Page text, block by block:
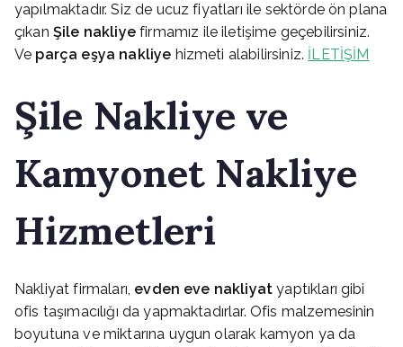
yapılmaktadır. Siz de ucuz fiyatları ile sektörde ön plana
çıkan Şile nakliyefirmamız ile iletişime geçebilirsiniz.
Ve parça eşya nakliye hizmeti alabilirsiniz. İLETİŞİM
Şile Nakliye ve
Kamyonet Nakliye
Hizmetleri
Nakliyat firmaları, evden eve nakliyat yaptıkları gibi
ofis taşımacılığı da yapmaktadırlar. Ofis malzemesinin
boyutuna ve miktarına uygun olarak kamyon ya da